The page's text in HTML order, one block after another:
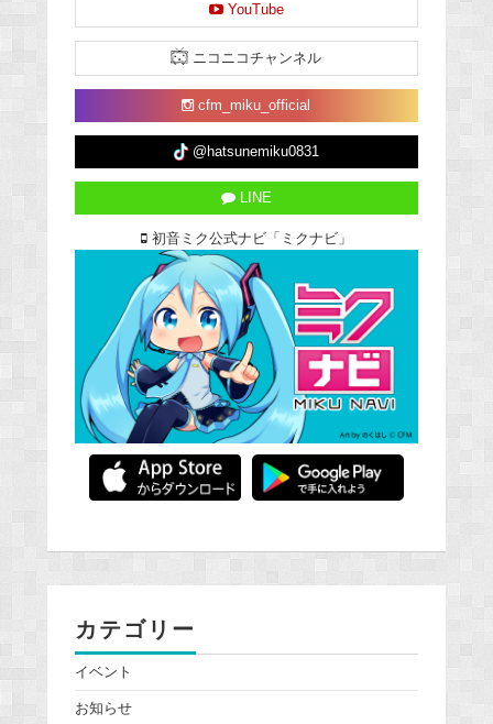
YouTube
ニコニコチャンネル
cfm_miku_official
@hatsunemiku0831
LINE
初音ミク公式ナビ「ミクナビ」
カテゴリー
イベント
お知らせ